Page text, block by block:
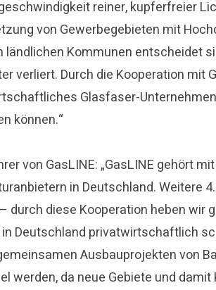
reiner, kupferfreier
von Gewerbegebieten mit
ländlichen Kommunen entscheidet
verliert. Durch die Kooperation mit
Glasfaser-
können.“
von GasLINE: „GasLINE gehört
in Deutschland. Weitere
durch diese Kooperation heben
Deutschland privatwirtschaftlich
Ausbauprojekten von
werden, da neue Gebiete und